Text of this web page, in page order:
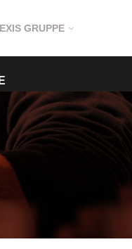
GRUPPE